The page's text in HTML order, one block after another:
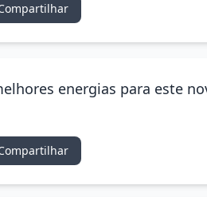
energias para este